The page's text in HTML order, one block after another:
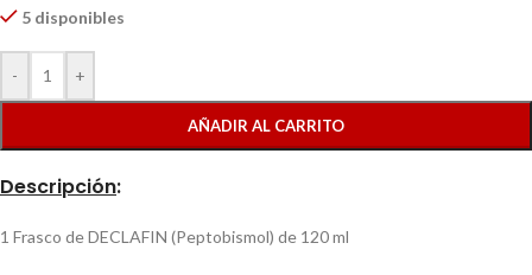
5 disponibles
- +
AÑADIR AL CARRITO
Descripción:
1 Frasco de DECLAFIN (Peptobismol) de 120 ml